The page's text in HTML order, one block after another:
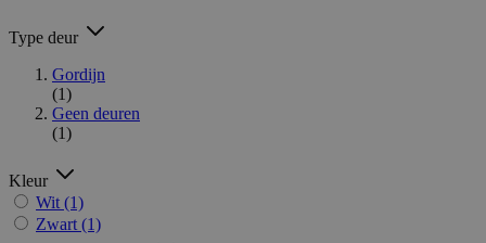
Type deur
Gordijn
(1)
Geen deuren
(1)
Kleur
Wit (1)
Zwart (1)